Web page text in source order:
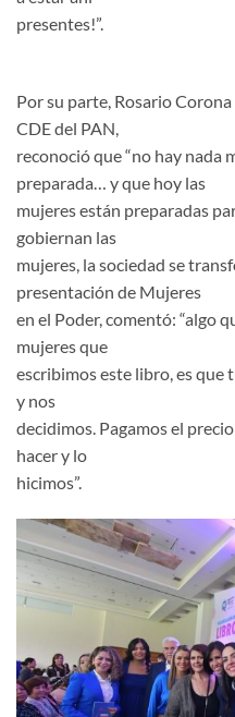
presentes!”.
Por su parte, Rosario
CDE del PAN,
reconoció que “no hay nada
preparada… y que hoy las
mujeres están preparadas
gobiernan las
mujeres, la sociedad se
presentación de Mujeres
en el Poder, comentó: “algo
mujeres que
escribimos este libro, es que
y nos
decidimos. Pagamos el
hacer y lo
hicimos”.